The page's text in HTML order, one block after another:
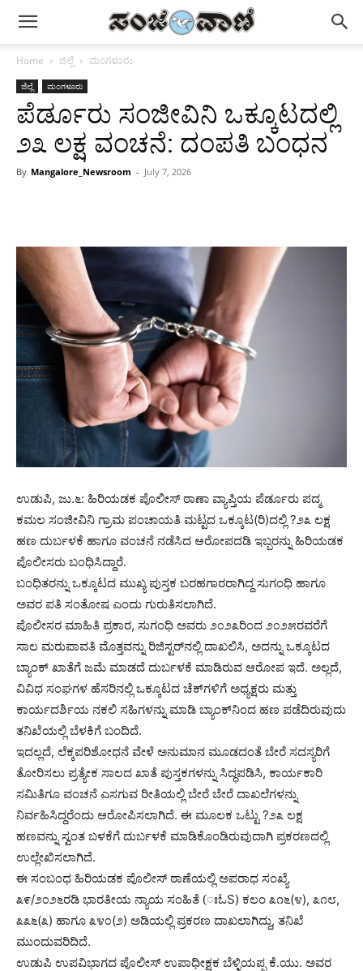
Home ಜಿಲ್ಲೆ ಮಂಗಳೂರು
ಜಿಲ್ಲೆ ಮಂಗಳೂರು
ಪೆರ್ಡೂರು ಸಂಜೀವಿನಿ ಒಕ್ಕೂಟದಲ್ಲಿ
೨೩ ಲಕ್ಷ ವಂಚನೆ: ದಂಪತಿ ಬಂಧನ
By Mangalore_Newsroom - July 7, 2026
ಉಡುಪಿ, ಜು.೬: ಹಿರಿಯಡಕ ಪೊಲೀಸ್ ಠಾಣಾ ವ್ಯಾಪ್ತಿಯ ಪೆರ್ಡೂರು ಪದ್ಮ
ಕಮಲ ಸಂಜೀವಿನಿ ಗ್ರಾಮ ಪಂಚಾಯತಿ ಮಟ್ಟದ ಒಕ್ಕೂಟ(ರಿ)ದಲ್ಲಿ ?೨೩ ಲಕ್ಷ
ಹಣ ದುರ್ಬಳಕೆ ಹಾಗೂ ವಂಚನೆ ನಡೆಸಿದ ಆರೋಪದಡಿ ಇಬ್ಬರನ್ನು ಹಿರಿಯಡಕ
ಪೊಲೀಸರು ಬಂಧಿಸಿದ್ದಾರೆ.
ಬಂಧಿತರನ್ನು ಒಕ್ಕೂಟದ ಮುಖ್ಯ ಪುಸ್ತಕ ಬರಹಗಾರರಾಗಿದ್ದ ಸುಗಂಧಿ ಹಾಗೂ
ಅವರ ಪತಿ ಸಂತೋಷ ಎಂದು ಗುರುತಿಸಲಾಗಿದೆ.
ಪೊಲೀಸರ ಮಾಹಿತಿ ಪ್ರಕಾರ, ಸುಗಂಧಿ ಅವರು ೨೦೨೩ರಿಂದ ೨೦೨೫ರವರೆಗೆ
ಸಾಲ ಮರುಪಾವತಿ ಮೊತ್ತವನ್ನು ರಿಜಿಸ್ಟರ್‌ನಲ್ಲಿ ದಾಖಲಿಸಿ, ಅದನ್ನು ಒಕ್ಕೂಟದ
ಬ್ಯಾಂಕ್ ಖಾತೆಗೆ ಜಮೆ ಮಾಡದೆ ದುರ್ಬಳಕೆ ಮಾಡಿರುವ ಆರೋಪ ಇದೆ. ಅಲ್ಲದೆ,
ವಿವಿಧ ಸಂಘಗಳ ಹೆಸರಿನಲ್ಲಿ ಒಕ್ಕೂಟದ ಚೆಕ್‌ಗಳಿಗೆ ಅಧ್ಯಕ್ಷರು ಮತ್ತು
ಕಾರ್ಯದರ್ಶಿಯ ನಕಲಿ ಸಹಿಗಳನ್ನು ಮಾಡಿ ಬ್ಯಾಂಕ್‌ನಿಂದ ಹಣ ಪಡೆದಿರುವುದು
ತನಿಖೆಯಲ್ಲಿ ಬೆಳಕಿಗೆ ಬಂದಿದೆ.
ಇದಲ್ಲದೆ, ಲೆಕ್ಕಪರಿಶೋಧನೆ ವೇಳೆ ಅನುಮಾನ ಮೂಡದಂತೆ ಬೇರೆ ಸದಸ್ಯರಿಗೆ
ತೋರಿಸಲು ಪ್ರತ್ಯೇಕ ಸಾಲದ ಖಾತೆ ಪುಸ್ತಕಗಳನ್ನು ಸಿದ್ಧಪಡಿಸಿ, ಕಾರ್ಯಕಾರಿ
ಸಮಿತಿಗೂ ವಂಚನೆ ಎಸಗುವ ರೀತಿಯಲ್ಲಿ ಬೇರೆ ಬೇರೆ ದಾಖಲೆಗಳನ್ನು
ನಿರ್ವಹಿಸಿದ್ದರೆಂದು ಆರೋಪಿಸಲಾಗಿದೆ. ಈ ಮೂಲಕ ಒಟ್ಟು ?೨೩ ಲಕ್ಷ
ಹಣವನ್ನು ಸ್ವಂತ ಬಳಕೆಗೆ ದುರ್ಬಳಕೆ ಮಾಡಿಕೊಂಡಿರುವುದಾಗಿ ಪ್ರಕರಣದಲ್ಲಿ
ಉಲ್ಲೇಖಿಸಲಾಗಿದೆ.
ಈ ಸಂಬಂಧ ಹಿರಿಯಡಕ ಪೊಲೀಸ್ ಠಾಣೆಯಲ್ಲಿ ಅಪರಾಧ ಸಂಖ್ಯೆ
೩೯/೨೦೨೬ರಡಿ ಭಾರತೀಯ ನ್ಯಾಯ ಸಂಹಿತೆ (ಃಓS) ಕಲಂ ೩೧೬(೪), ೩೧೮,
೩೩೬(೩) ಹಾಗೂ ೩೪೦(೨) ಅಡಿಯಲ್ಲಿ ಪ್ರಕರಣ ದಾಖಲಾಗಿದ್ದು, ತನಿಖೆ
ಮುಂದುವರಿದಿದೆ.
ಉಡುಪಿ ಉಪವಿಭಾಗದ ಪೊಲೀಸ್ ಉಪಾಧೀಕ್ಷಕ ಬೆಳ್ಳಿಯಪ್ಪ ಕೆ.ಯು. ಅವರ